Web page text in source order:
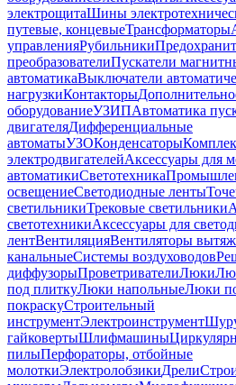
электрощитаШины
путевые, концевыеТрансформаторы
управленияРубильники
преобразователиПускатели
автоматикаВыключатели
нагрузкиКонтакторы
оборудованиеУЗИПАвтоматика
двигателяДифференциальные
автоматыУЗОКонденсаторы
электродвигателейАксессуары для
автоматикиСветотехника
освещениеСветодиодные ленты
светильникиТрековые светильники
светотехникиАксессуары для
лентВентиляцияВентиляторы
канальныеСистемы воздуховодов
диффузорыПроветривателиЛюки
под плиткуЛюки напольныеЛюки
покраскуСтроительный
инструментЭлектроинструмент
гайковертыШлифмашины
пилыПерфораторы, отбойные
молоткиЭлектролобзикиДрели